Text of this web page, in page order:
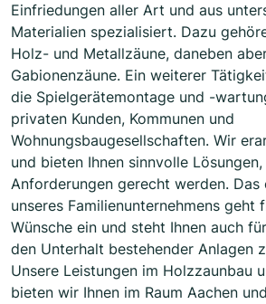
Einfriedungen aller Art und aus
Materialien spezialisiert. Dazu
Holz- und Metallzäune, daneben
Gabionenzäune. Ein weiterer
die Spielgerätemontage und -
privaten Kunden, Kommunen und
Wohnungsbaugesellschaften. Wir
und bieten Ihnen sinnvolle
Anforderungen gerecht werden. Das
unseres Familienunternehmens geht
Wünsche ein und steht Ihnen auch
den Unterhalt bestehender Anlagen
Unsere Leistungen im Holzzaunbau
bieten wir Ihnen im Raum Aachen